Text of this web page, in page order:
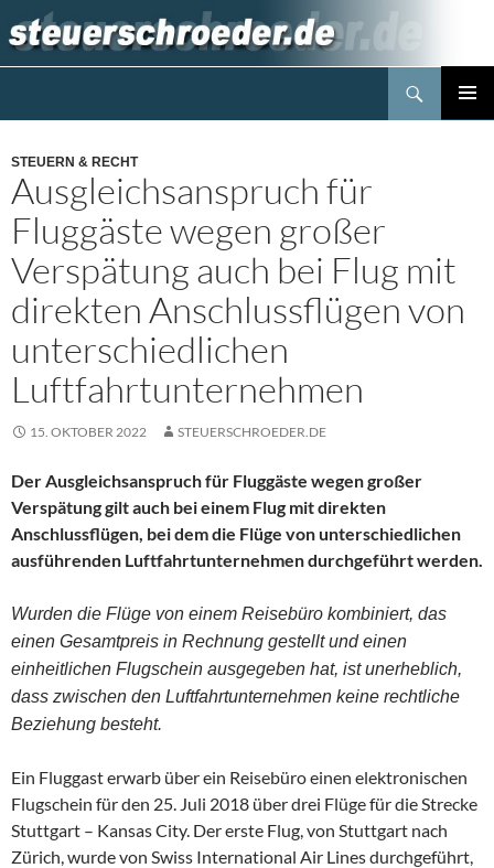
Inhalt
springen
STEUERN & RECHT
Ausgleichsanspruch für
Fluggäste wegen großer
Verspätung auch bei Flug mit
direkten Anschlussflügen von
unterschiedlichen
Luftfahrtunternehmen
15. OKTOBER 2022 STEUERSCHROEDER.DE
Der Ausgleichsanspruch für Fluggäste wegen großer
Verspätung gilt auch bei einem Flug mit direkten
Anschlussflügen, bei dem die Flüge von unterschiedlichen
ausführenden Luftfahrtunternehmen durchgeführt werden.
Wurden die Flüge von einem Reisebüro kombiniert, das
einen Gesamtpreis in Rechnung gestellt und einen
einheitlichen Flugschein ausgegeben hat, ist unerheblich,
dass zwischen den Luftfahrtunternehmen keine rechtliche
Beziehung besteht.
Ein Fluggast erwarb über ein Reisebüro einen elektronischen
Flugschein für den 25. Juli 2018 über drei Flüge für die Strecke
Stuttgart – Kansas City. Der erste Flug, von Stuttgart nach
Zürich, wurde von Swiss International Air Lines durchgeführt,